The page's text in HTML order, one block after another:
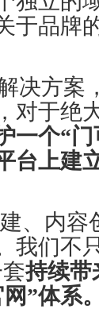
于品牌
决方案
对于绝
一个“
台上建
、内容
我们不
持续带
”体系